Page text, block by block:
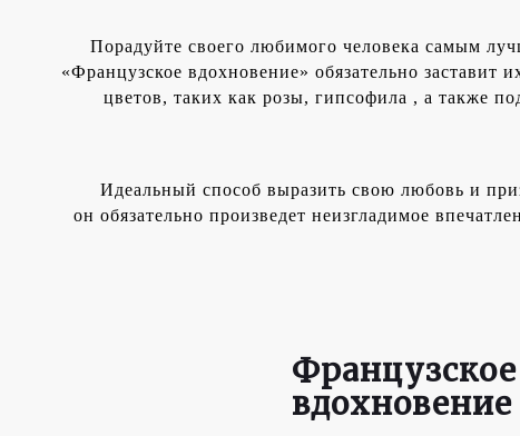
Французское
вдохновение
Порадуйте своего любимого человека самым
«Французское вдохновение» обязательно
цветов, таких как розы, гипсофила , а также
Идеальный способ выразить свою любовь и
он обязательно произведет неизгладимое